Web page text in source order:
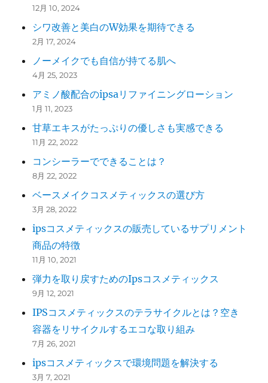
12月 10, 2024
シワ改善と美白のW効果を期待できる
2月 17, 2024
ノーメイクでも自信が持てる肌へ
4月 25, 2023
アミノ酸配合のipsaリファイニングローション
1月 11, 2023
甘草エキスがたっぷりの優しさも実感できる
11月 22, 2022
コンシーラーでできることは？
8月 22, 2022
ベースメイクコスメティックスの選び方
3月 28, 2022
ipsコスメティックスの販売しているサプリメント
商品の特徴
11月 10, 2021
弾力を取り戻すためのIpsコスメティックス
9月 12, 2021
IPSコスメティックスのテラサイクルとは？空き
容器をリサイクルするエコな取り組み
7月 26, 2021
ipsコスメティックスで環境問題を解決する
3月 7, 2021